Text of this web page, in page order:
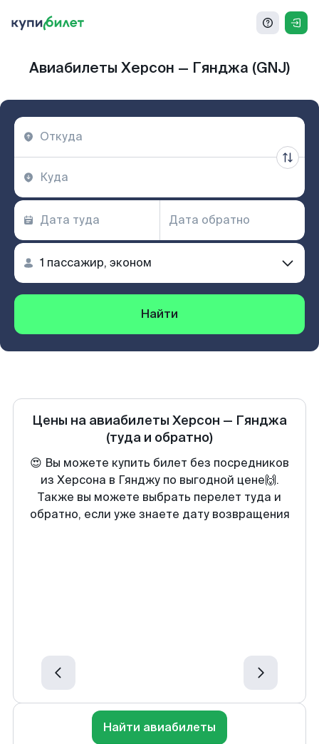
Авиабилеты Херсон — Гянджа (GNJ)
Найти
Цены на авиабилеты Херсон — Гянджа
(туда и обратно)
😍 Вы можете купить билет без посредников
из Херсона в Гянджу по выгодной цене🙌.
Также вы можете выбрать перелет туда и
обратно, если уже знаете дату возвращения
Найти авиабилеты